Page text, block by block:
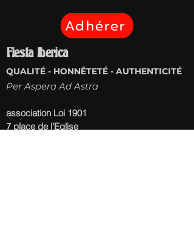
Adhérer
Fiesta Iberica
QUALITÉ - HONNÊTETÉ - AUTHENTICITÉ
Per Aspera Ad Astra
association Loi 1901
7 place de l'Eglise